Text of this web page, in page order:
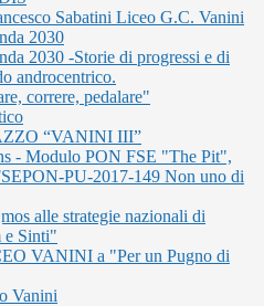
Sabatini Liceo G.C. Vanini
2030
2030 -Storie di progressi e di
androcentrico.
correre, pedalare"
“VANINI III”
- Modulo PON FSE "The Pit",
PU-2017-149 Non uno di
alle strategie nazionali di
e Sinti"
VANINI a "Per un Pugno di
Vanini